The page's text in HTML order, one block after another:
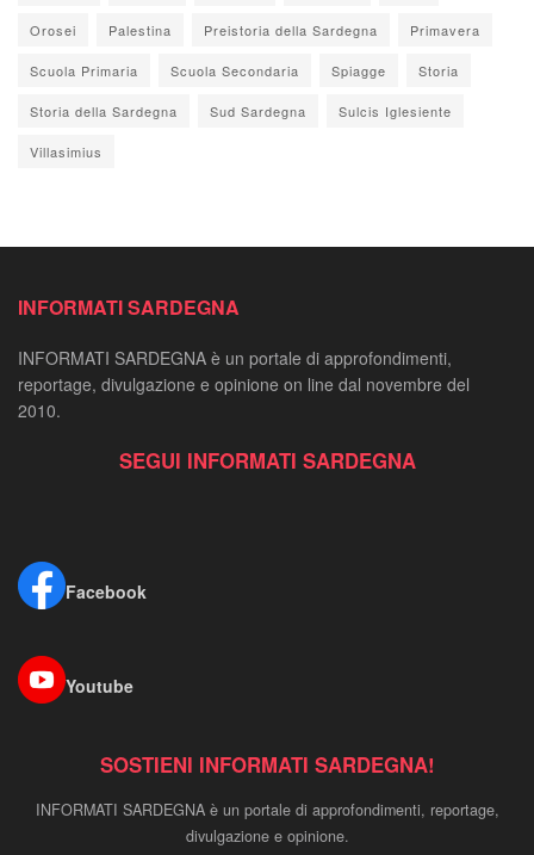
Orosei Palestina Preistoria della Sardegna Primavera
Scuola Primaria Scuola Secondaria Spiagge Storia
Storia della Sardegna Sud Sardegna Sulcis Iglesiente
Villasimius
INFORMATI SARDEGNA
INFORMATI SARDEGNA è un portale di approfondimenti,
reportage, divulgazione e opinione on line dal novembre del
2010.
SEGUI INFORMATI SARDEGNA
Facebook
Youtube
SOSTIENI INFORMATI SARDEGNA!
INFORMATI SARDEGNA è un portale di approfondimenti, reportage,
divulgazione e opinione.